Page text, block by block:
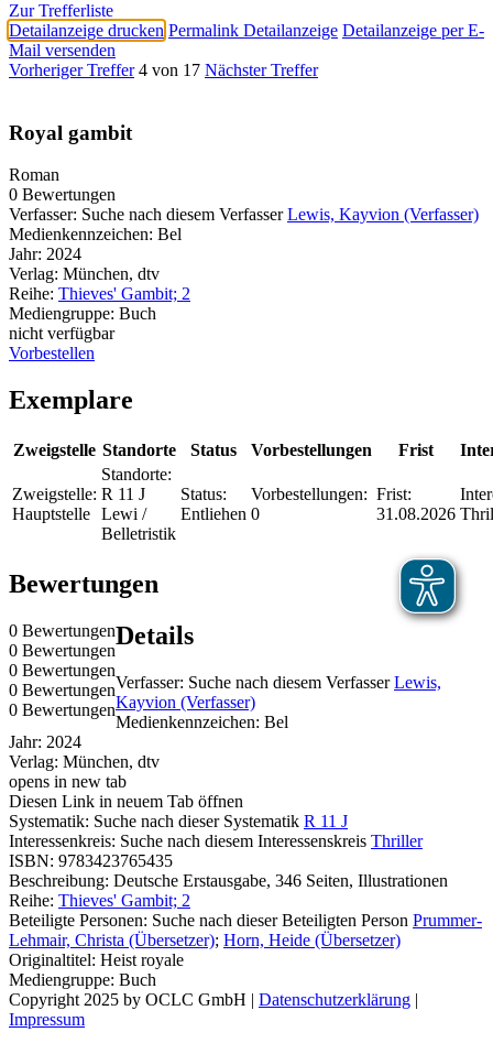
Zur Trefferliste
Detailanzeige drucken Permalink Detailanzeige Detailanzeige per E-
Mail versenden
Vorheriger Treffer 4 von 17 Nächster Treffer
Royal gambit
Roman
0 Bewertungen
Verfasser: Suche nach diesem Verfasser Lewis, Kayvion (Verfasser)
Medienkennzeichen: Bel
Jahr: 2024
Verlag: München, dtv
Reihe: Thieves' Gambit; 2
Mediengruppe: Buch
nicht verfügbar
Vorbestellen
Exemplare
Zweigstelle Standorte Status Vorbestellungen Frist
Zweigstelle:
Hauptstelle
Standorte:
R 11 J
Lewi /
Belletristik
Status:
Entliehen
Vorbestellungen:
0
Frist:
31.08.2026
Bewertungen
0 Bewertungen
0 Bewertungen
0 Bewertungen
0 Bewertungen
0 Bewertungen
Details
Verfasser: Suche nach diesem Verfasser Lewis,
Kayvion (Verfasser)
Medienkennzeichen: Bel
Jahr: 2024
Verlag: München, dtv
opens in new tab
Diesen Link in neuem Tab öffnen
Systematik: Suche nach dieser Systematik R 11 J
Interessenkreis: Suche nach diesem Interessenskreis Thriller
ISBN: 9783423765435
Beschreibung: Deutsche Erstausgabe, 346 Seiten, Illustrationen
Reihe: Thieves' Gambit; 2
Beteiligte Personen: Suche nach dieser Beteiligten Person Prummer-
Lehmair, Christa (Übersetzer); Horn, Heide (Übersetzer)
Originaltitel: Heist royale
Mediengruppe: Buch
Copyright 2025 by OCLC GmbH | Datenschutzerklärung |
Impressum